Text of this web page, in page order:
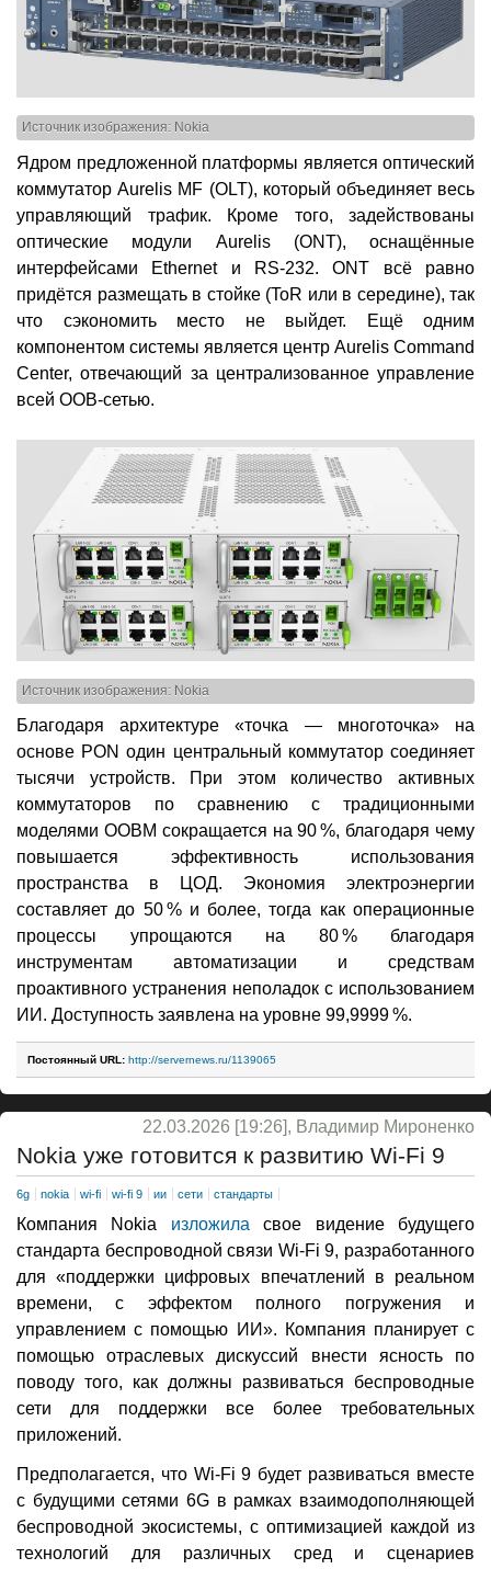
Источник изображения: Nokia
Ядром предложенной платформы является оптический
коммутатор Aurelis MF (OLT), который объединяет весь
управляющий трафик. Кроме того, задействованы
оптические модули Aurelis (ONT), оснащённые
интерфейсами Ethernet и RS-232. ONT всё равно
придётся размещать в стойке (ToR или в середине), так
что сэкономить место не выйдет. Ещё одним
компонентом системы является центр Aurelis Command
Center, отвечающий за централизованное управление
всей OOB-сетью.
Источник изображения: Nokia
Благодаря архитектуре «точка — многоточка» на
основе PON один центральный коммутатор соединяет
тысячи устройств. При этом количество активных
коммутаторов по сравнению с традиционными
моделями OOBM сокращается на 90 %, благодаря чему
повышается эффективность использования
пространства в ЦОД. Экономия электроэнергии
составляет до 50 % и более, тогда как операционные
процессы упрощаются на 80 % благодаря
инструментам автоматизации и средствам
проактивного устранения неполадок с использованием
ИИ. Доступность заявлена на уровне 99,9999 %.
Постоянный URL: http://servernews.ru/1139065
22.03.2026 [19:26], Владимир Мироненко
Nokia уже готовится к развитию Wi-Fi 9
6g nokia wi-fi wi-fi 9 ии сети стандарты
Компания Nokia изложила свое видение будущего
стандарта беспроводной связи Wi-Fi 9, разработанного
для «поддержки цифровых впечатлений в реальном
времени, с эффектом полного погружения и
управлением с помощью ИИ». Компания планирует с
помощью отраслевых дискуссий внести ясность по
поводу того, как должны развиваться беспроводные
сети для поддержки все более требовательных
приложений.
Предполагается, что Wi-Fi 9 будет развиваться вместе
с будущими сетями 6G в рамках взаимодополняющей
беспроводной экосистемы, с оптимизацией каждой из
технологий для различных сред и сценариев